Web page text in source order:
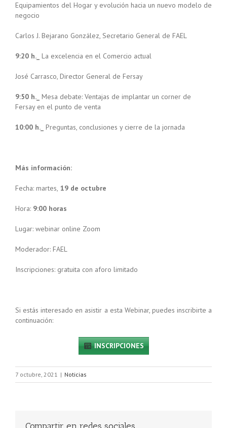
Equipamientos del Hogar y evolución hacia un nuevo modelo de
negocio
Carlos J. Bejarano González, Secretario General de FAEL
9:20 h._ La excelencia en el Comercio actual
José Carrasco, Director General de Fersay
9:50 h._ Mesa debate: Ventajas de implantar un corner de
Fersay en el punto de venta
10:00 h._ Preguntas, conclusiones y cierre de la jornada
Más información:
Fecha: martes, 19 de octubre
Hora: 9:00 horas
Lugar: webinar online Zoom
Moderador: FAEL
Inscripciones: gratuita con aforo limitado
Si estás interesado en asistir a esta Webinar, puedes inscribirte a
continuación:
INSCRIPCIONES
7 octubre, 2021 | Noticias